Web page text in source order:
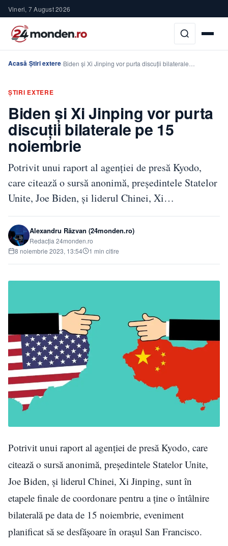
Vineri, 7 August 2026
Acasă›Știri extere›Biden și Xi Jinping vor purta discuții bilaterale…
ȘTIRI EXTERE
Biden și Xi Jinping vor purta
discuții bilaterale pe 15
noiembrie
Potrivit unui raport al agenției de presă Kyodo,
care citează o sursă anonimă, președintele Statelor
Unite, Joe Biden, și liderul Chinei, Xi…
Alexandru Răzvan (24monden.ro)
Redacția 24monden.ro
8 noiembrie 2023, 13:54
1 min citire
Potrivit unui raport al agenției de presă Kyodo, care
citează o sursă anonimă, președintele Statelor Unite,
Joe Biden, și liderul Chinei, Xi Jinping, sunt în
etapele finale de coordonare pentru a ține o întâlnire
bilaterală pe data de 15 noiembrie, eveniment
planificat să se desfășoare în orașul San Francisco.